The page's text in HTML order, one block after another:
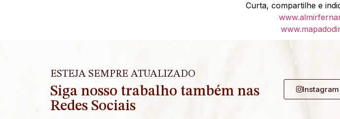
Curta, compartilhe e
ESTEJA SEMPRE ATUALIZADO
Siga nosso trabalho também nas
Redes Sociais
Instagram